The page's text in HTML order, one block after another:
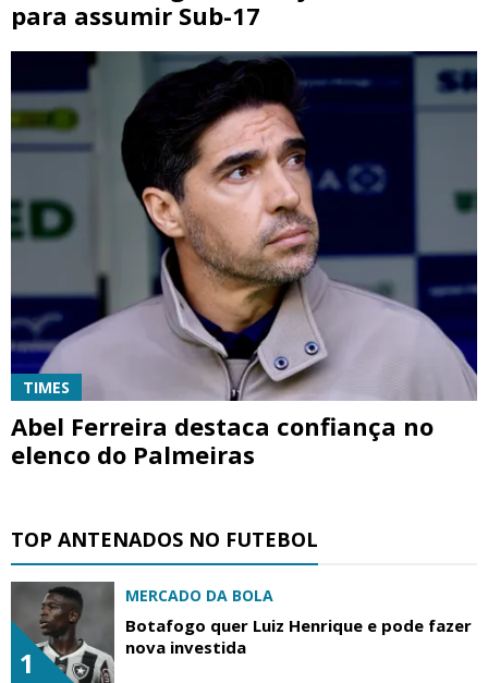
para assumir Sub-17
TIMES
Abel Ferreira destaca confiança no
elenco do Palmeiras
TOP ANTENADOS NO FUTEBOL
1
MERCADO DA BOLA
Botafogo quer Luiz Henrique e pode fazer
nova investida